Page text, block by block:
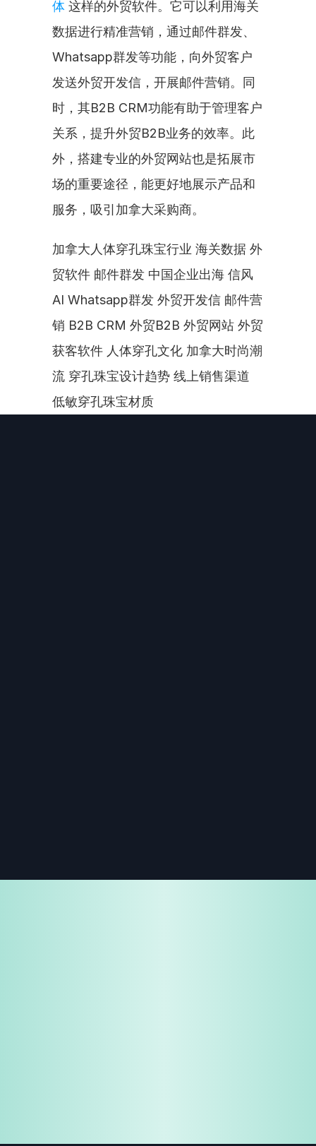
体 这样的外贸软件。它可以利用海关
数据进行精准营销，通过邮件群发、
Whatsapp群发等功能，向外贸客户
发送外贸开发信，开展邮件营销。同
时，其B2B CRM功能有助于管理客户
关系，提升外贸B2B业务的效率。此
外，搭建专业的外贸网站也是拓展市
场的重要途径，能更好地展示产品和
服务，吸引加拿大采购商。
加拿大人体穿孔珠宝行业 海关数据 外
贸软件 邮件群发 中国企业出海 信风
AI Whatsapp群发 外贸开发信 邮件营
销 B2B CRM 外贸B2B 外贸网站 外贸
获客软件 人体穿孔文化 加拿大时尚潮
流 穿孔珠宝设计趋势 线上销售渠道
低敏穿孔珠宝材质